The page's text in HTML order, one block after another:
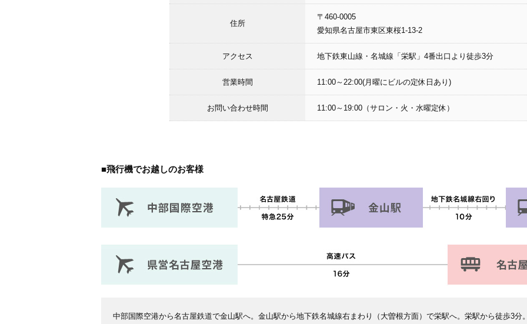
住所
〒460-0005
愛知県名古屋市東区東桜1-13-2
アクセス 地下鉄東山線・名城線「栄駅」4番出口より徒歩3分
営業時間 11:00～22:00(月曜にビルの定休日あり)
お問い合わせ時間 11:00～19:00（サロン・火・水曜定休）
■飛行機でお越しのお客様
中部国際空港から名古屋鉄道で金山駅へ。金山駅から地下鉄名城線右まわり（大曽根方面）で栄駅へ。栄駅から徒歩3分